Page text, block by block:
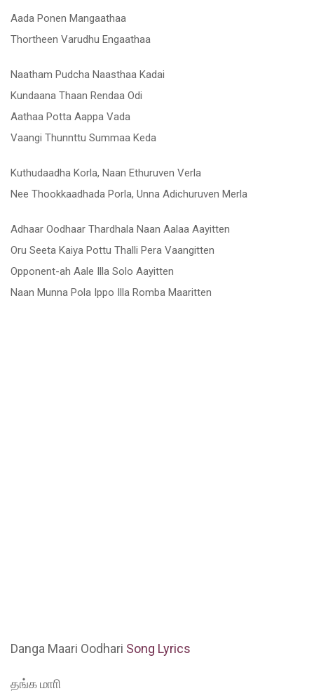
Aada Ponen Mangaathaa
Thortheen Varudhu Engaathaa
Naatham Pudcha Naasthaa Kadai
Kundaana Thaan Rendaa Odi
Aathaa Potta Aappa Vada
Vaangi Thunnttu Summaa Keda
Kuthudaadha Korla, Naan Ethuruven Verla
Nee Thookkaadhada Porla, Unna Adichuruven Merla
Adhaar Oodhaar Thardhala Naan Aalaa Aayitten
Oru Seeta Kaiya Pottu Thalli Pera Vaangitten
Opponent-ah Aale Illa Solo Aayitten
Naan Munna Pola Ippo Illa Romba Maaritten
Danga Maari Oodhari Song Lyrics
தங்க மாாி